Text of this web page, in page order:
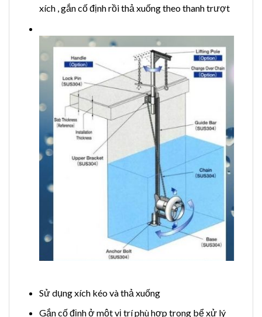
xích , gắn cố định rồi thả xuống theo thanh trượt
Sử dụng xích kéo và thả xuống
Gắn cố định ở một vị trí phù hợp trong bể xử lý